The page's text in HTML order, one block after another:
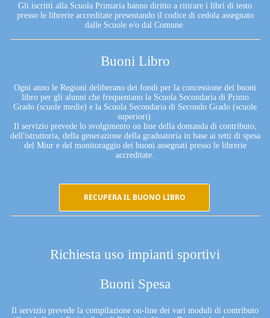
Gli iscritti alla Scuola Primaria hanno diritto a ritirare i libri di testo
presso le librerie accreditate presentando il codice di cedola assegnato
dalle Scuole e/o dal Comune.
Buoni Libro
Ogni anno le Regioni deliberano dei fondi per la concessione dei buoni
libro per gli alunni che frequentano la Scuola Secondaria di Primo
Grado (scuole medie) e la Scuola Secondaria di Secondo Grado (scuole
superiori).
Il servizio prevede lo svolgimento on line della domanda di contributo,
dell'istruttoria, della generazione della graduatoria in base ai tetti di spesa
del Miur e del monitoraggio dei buoni assegnati presso le librerie
accreditate.
RECUPERA IL BUONO LIBRO
Richiesta uso impianti sportivi
Buoni Spesa
Il servizio prevede la compilazione on-line dei vari moduli di contributo